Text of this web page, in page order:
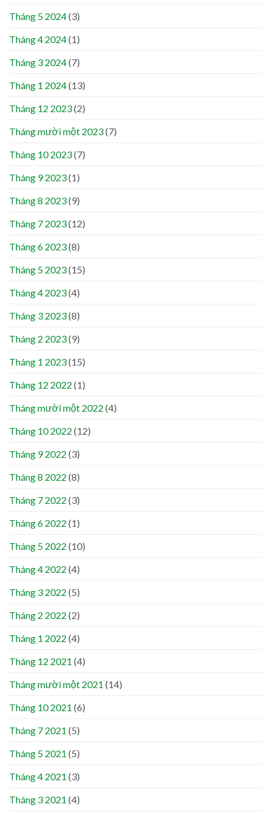
Tháng 5 2024(3)
Tháng 4 2024(1)
Tháng 3 2024(7)
Tháng 1 2024(13)
Tháng 12 2023(2)
Tháng mười một 2023(7)
Tháng 10 2023(7)
Tháng 9 2023(1)
Tháng 8 2023(9)
Tháng 7 2023(12)
Tháng 6 2023(8)
Tháng 5 2023(15)
Tháng 4 2023(4)
Tháng 3 2023(8)
Tháng 2 2023(9)
Tháng 1 2023(15)
Tháng 12 2022 (1)
Tháng mười một 2022 (4)
Tháng 10 2022 (12)
Tháng 9 2022 (3)
Tháng 8 2022 (8)
Tháng 7 2022 (3)
Tháng 6 2022 (1)
Tháng 5 2022 (10)
Tháng 4 2022 (4)
Tháng 3 2022 (5)
Tháng 2 2022 (2)
Tháng 1 2022 (4)
Tháng 12 2021 (4)
Tháng mười một 2021 (14)
Tháng 10 2021 (6)
Tháng 7 2021 (5)
Tháng 5 2021 (5)
Tháng 4 2021 (3)
Tháng 3 2021 (4)